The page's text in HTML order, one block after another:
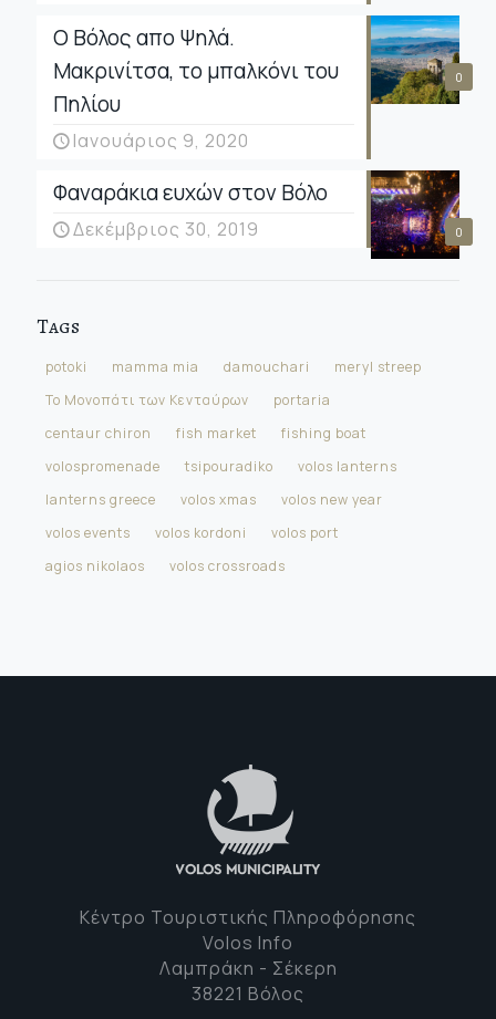
0
Ο Βόλος απο Ψηλά.
Μακρινίτσα, το μπαλκόνι του
Πηλίου
Ιανουάριος 9, 2020
0
Φαναράκια ευχών στον Βόλο
Δεκέμβριος 30, 2019
Tags
potoki mamma mia damouchari
meryl streep
Το Μονοπάτι των Κενταύρων
portaria
centaur chiron
fish market
fishing boat
volospromenade
tsipouradiko
volos lanterns
lanterns greece
volos xmas
volos new year
volos events
volos kordoni
volos port
agios nikolaos
volos crossroads
Κέντρο Τουριστικής Πληροφόρησης
Volos Info
Λαμπράκη - Σέκερη
38221 Βόλος